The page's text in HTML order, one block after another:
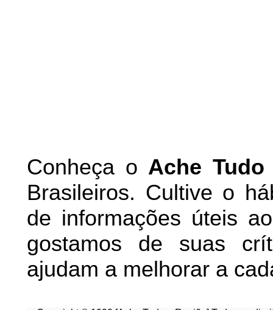
Conheça o Ache
Brasileiros. Cultive o
de informações úteis
gostamos de suas
ajudam a melhorar a